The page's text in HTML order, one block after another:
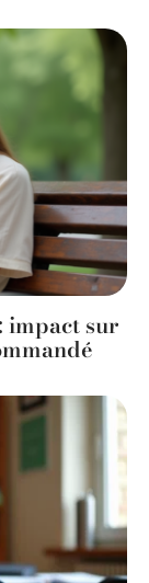
impact sur